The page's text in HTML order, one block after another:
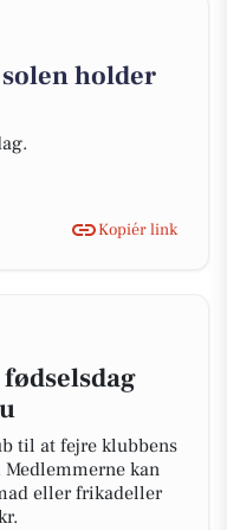
holder
Kopiér link
til at fejre klubbens
kan
eller frikadeller